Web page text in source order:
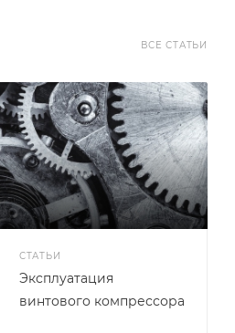
ВСЕ СТАТЬИ
СТАТЬИ
Эксплуатация
винтового компрессора